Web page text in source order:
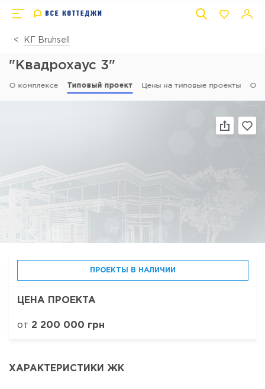
КГ Bruhsell
"Квадрохаус 3"
О комплексе Типовый проект Цены на типовые проекты
ПРОЕКТЫ В НАЛИЧИИ
ЦЕНА ПРОЕКТА
от 2 200 000 грн
ХАРАКТЕРИСТИКИ ЖК